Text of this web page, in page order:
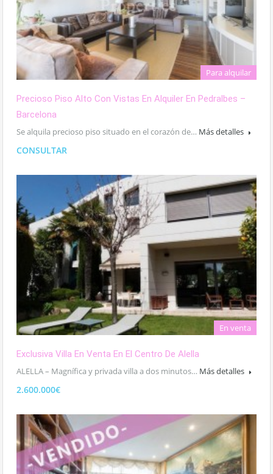
Para alquilar
Precioso Piso Alto Con Vistas En Alquiler En Pedralbes –
Barcelona
Se alquila precioso piso situado en el corazón de… Más detalles
CONSULTAR
En venta
Exclusiva Villa En Venta En El Centro De Alella
ALELLA – Magnífica y privada villa a dos minutos… Más detalles
2.600.000€